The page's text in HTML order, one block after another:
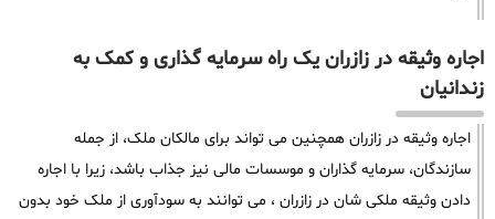
اجاره وثیقه در زازران یک راه سرمایه گذاری و کمک به
زندانیان
اجاره وثیقه در زازران همچنین می تواند برای مالکان ملک، از جمله
سازندگان، سرمایه گذاران و موسسات مالی نیز جذاب باشد، زیرا با اجاره
دادن وثیقه ملکی شان در زازران ، می توانند به سودآوری از ملک خود بدون